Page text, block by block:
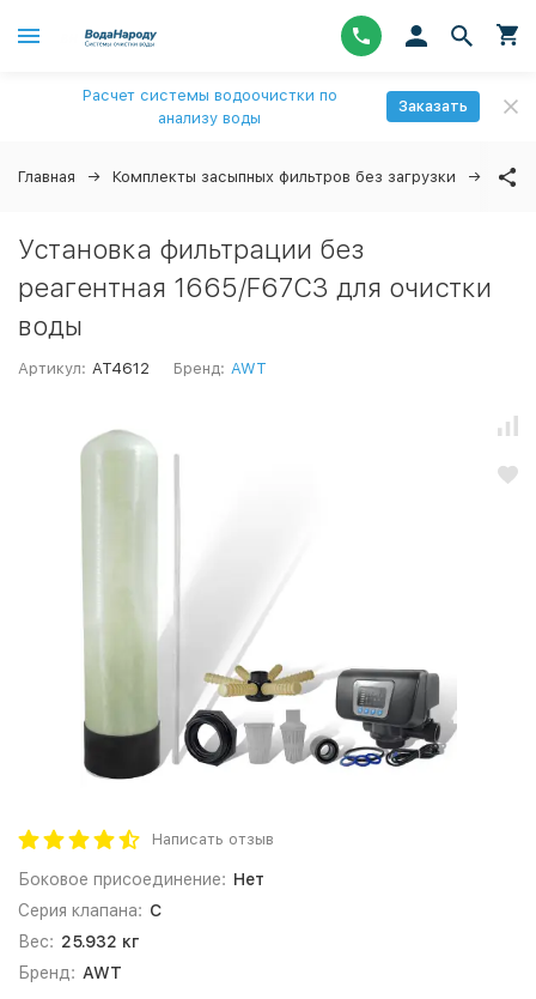
Расчет системы водоочистки по
анализу воды
Заказать
Главная Комплекты засыпных фильтров без загрузки
Установка фильтрации без
реагентная 1665/F67C3 для очистки
воды
Артикул: AT4612 Бренд: AWT
Написать отзыв
Боковое присоединение: Нет
Серия клапана: C
Вес: 25.932 кг
Бренд: AWT